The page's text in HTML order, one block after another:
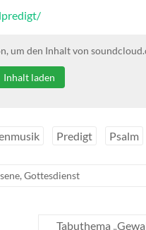
um den Inhalt von
Inhalt laden
Predigt Psalm
, Gottesdienst
Tabuthema